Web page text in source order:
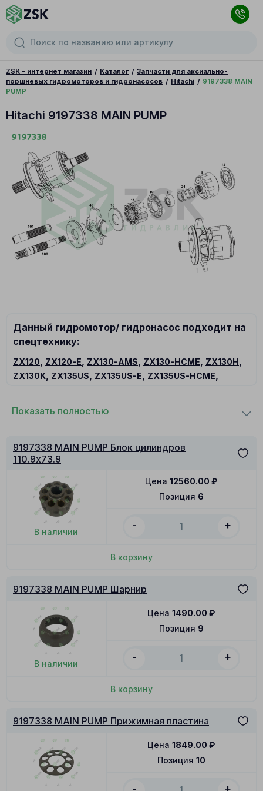
ZSK - интернет магазин Каталог
Запчасти для аксиально-
поршневых гидромоторов и гидронасосов
Hitachi
9197338 MAIN
PUMP
Hitachi 9197338 MAIN PUMP
Данный гидромотор/ гидронасос подходит на
спецтехнику:
ZX120, ZX120-E, ZX130-AMS, ZX130-HCME, ZX130H,
ZX130K, ZX135US, ZX135US-E, ZX135US-HCME,
Показать полностью
9197338 MAIN PUMP Блок цилиндров
110.9x73.9
В наличии
Позиция 6
Цена 12560.00 ₽
- +
В корзину
9197338 MAIN PUMP Шарнир
В наличии
Позиция 9
Цена 1490.00 ₽
- +
В корзину
9197338 MAIN PUMP Прижимная пластина
Позиция 10
Цена 1849.00 ₽
- +